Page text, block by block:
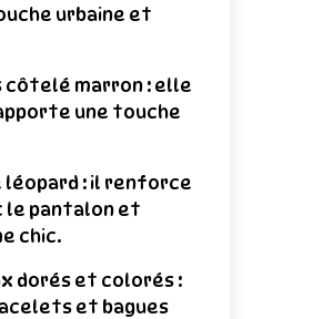
urbaine et
côtelé marron : elle
une touche
léopard : il renforce
le pantalon et
chic.
dorés et colorés :
et bagues